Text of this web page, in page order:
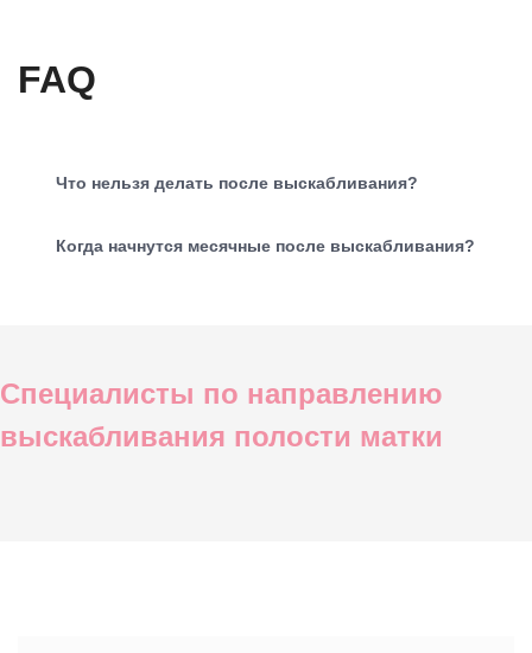
FAQ
Что нельзя делать после выскабливания?
Когда начнутся месячные после выскабливания?
Специалисты по направлению
выскабливания полости матки